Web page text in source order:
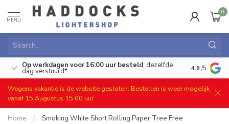
MENU
0
Op werkdagen voor 16:00 uur besteld, dezelfde
dag verstuurd* Gratis
4.8 /5
Wegens vakantie is de website gesloten. Bestellen is weer mogelijk
vanaf 15 Augustus 15.00 uur
Home / Smoking White Short Rolling Paper Tree Free